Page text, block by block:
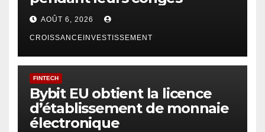
AOÛT 6, 2026
CROISSANCEINVESTISSEMENT
FINTECH
Bybit EU obtient la licence
d’établissement de monnaie
électronique